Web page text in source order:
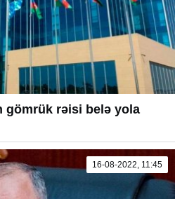
gömrük rəisi belə yola
16-08-2022, 11:45